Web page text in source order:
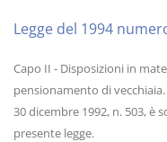
Legge del 1994
Capo II - Disposizioni in
pensionamento di
30 dicembre 1992, n. 503, è
presente legge.